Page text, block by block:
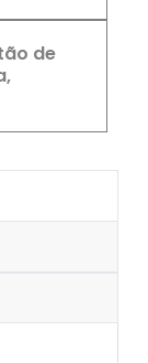
de